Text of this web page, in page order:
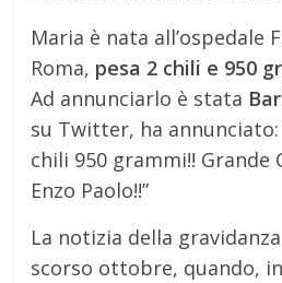
Maria è nata all’ospedale
Roma, pesa 2 chili e 950
Ad annunciarlo è stata
su Twitter, ha annunciato:
chili 950 grammi!! Grande
Enzo Paolo!!”
La notizia della
scorso ottobre, quando,